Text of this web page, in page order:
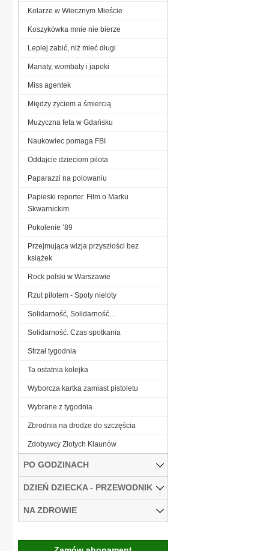
Kolarze w Wiecznym Mieście
Koszykówka mnie nie bierze
Lepiej zabić, niż mieć długi
Manaty, wombaty i japoki
Miss agentek
Między życiem a śmiercią
Muzyczna feta w Gdańsku
Naukowiec pomaga FBI
Oddajcie dzieciom pilota
Paparazzi na polowaniu
Papieski reporter. Film o Marku
Skwarnickim
Pokolenie ’89
Przejmująca wizja przyszłości bez
książek
Rock polski w Warszawie
Rzut pilotem - Spoty nieloty
Solidarność, Solidarność…
Solidarność. Czas spotkania
Strzał tygodnia
Ta ostatnia kolejka
Wyborcza kartka zamiast pistoletu
Wybrane z tygodnia
Zbrodnia na drodze do szczęścia
Zdobywcy Złotych Klaunów
PO GODZINACH
DZIEŃ DZIECKA - PRZEWODNIK
NA ZDROWIE